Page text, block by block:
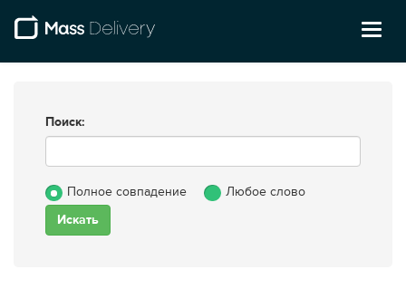
Поиск:
Полное совпадение Любое слово